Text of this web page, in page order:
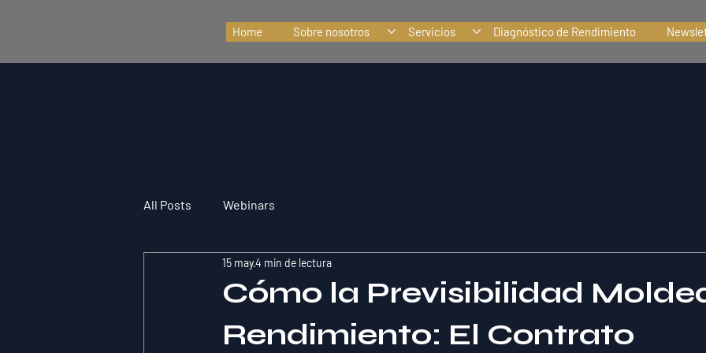
Home Sobre nosotros Servicios Diagnóstico de Rendimiento
All Posts Webinars
Cómo la Previsibilidad
Rendimiento: El Contrato
15 may4 min de lectura